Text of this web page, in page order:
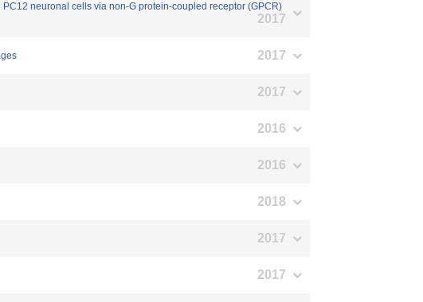
neuronal cells via non-G protein-coupled receptor (GPCR)
2017
2017
2017
2016
2016
2018
2017
2017